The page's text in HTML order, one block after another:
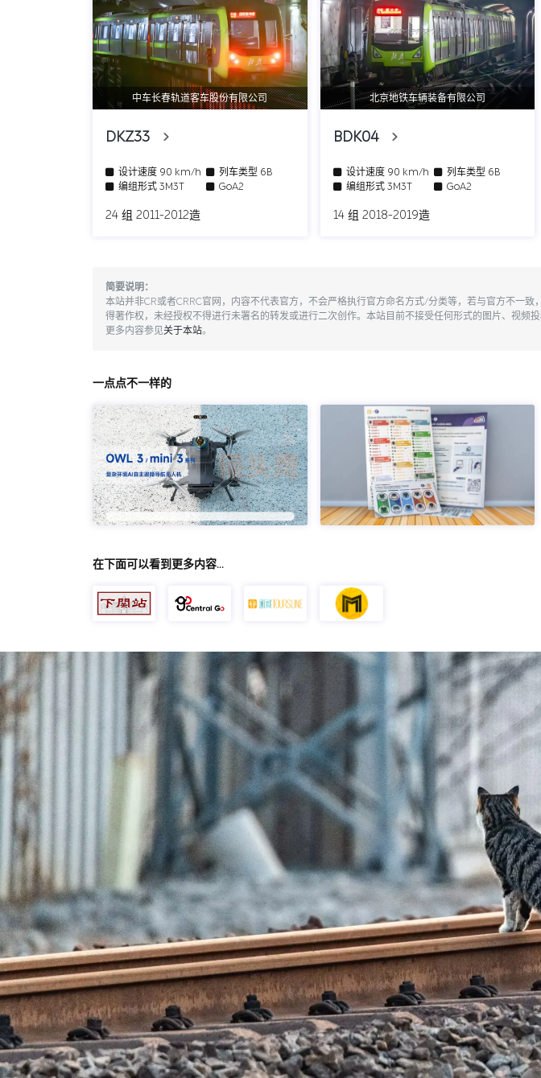
中车长春轨道客车股份有限公司
DKZ33
设计速度 90 km/h 列车类型 6B
编组形式 3M3T GoA2
24 组 2011-2012造
北京地铁车辆装备有限公司
BDK04
设计速度90 km/h 列车类型 6B
编组形式3M3T GoA2
14 组 2018-2019造
简要说明：
本站并非CR或者CRRC官网，内容不代表官方，不会严格执行官方命名方式/分类等，若与官方不一
得著作权，未经授权不得进行未署名的转发或进行二次创作。本站目前不接受任何形式的图片、视频
更多内容参见关于本站。
一点点不一样的
在下面可以看到更多内容…